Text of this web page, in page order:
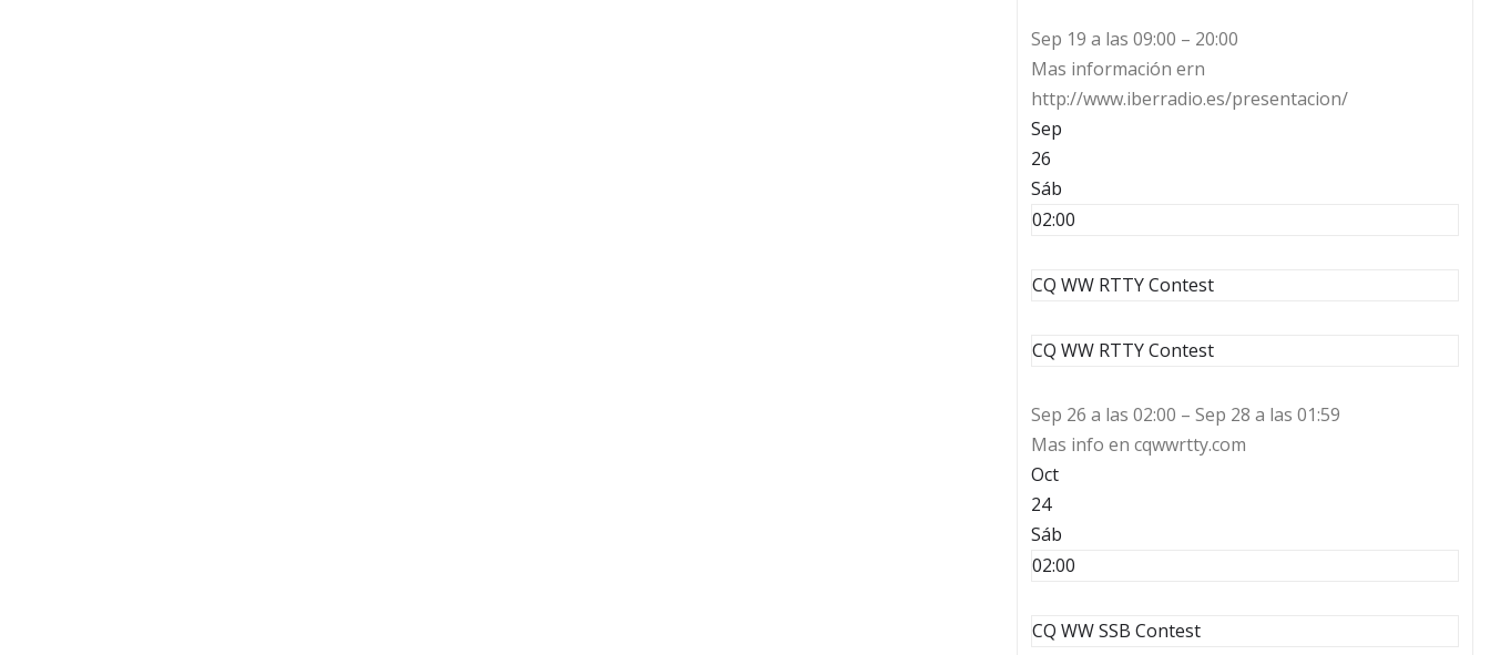
Sep 19 a las 09:00 – 20:00
Mas información ern
http://www.iberradio.es/presentacion/
Sep
26
Sáb
02:00
CQ WW RTTY Contest
CQ WW RTTY Contest
Sep 26 a las 02:00 – Sep 28 a las 01:59
Mas info en cqwwrtty.com
Oct
24
Sáb
02:00
CQ WW SSB Contest